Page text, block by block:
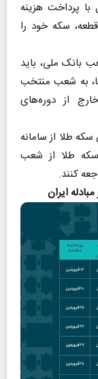
با پرداخت هزینه
ازای هر قطعه، سکه خود را
بانک ملی، باید
به شعب منتخب
از دوره‌های
سکه طلا از سامانه
سکه طلا از شعب
کنند.
ایران